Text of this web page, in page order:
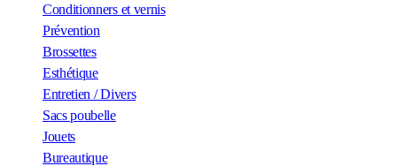
Conditionners et vernis
Prévention
Brossettes
Esthétique
Entretien / Divers
Sacs poubelle
Jouets
Bureautique